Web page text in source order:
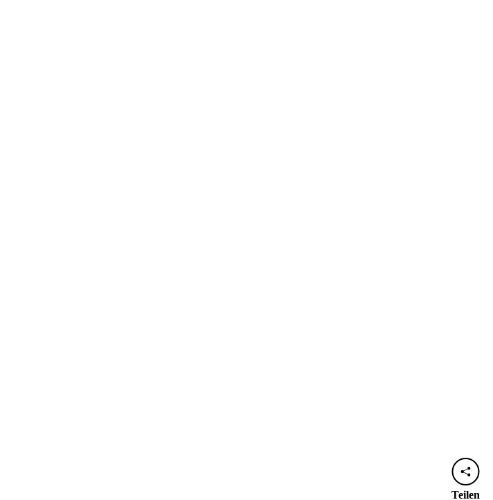
Teilen